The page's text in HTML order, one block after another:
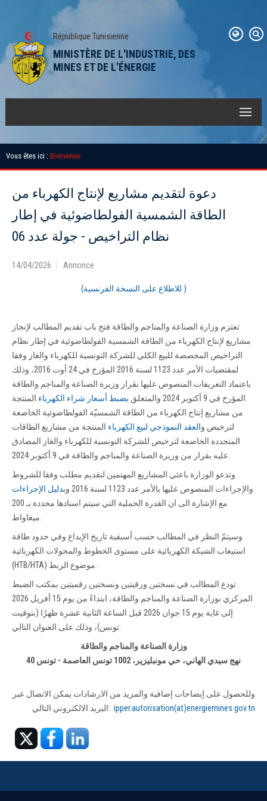
République Tunisienne
MINISTÈRE DE L'INDUSTRIE, DES
MINES ET DE L’ÉNERGIE
Vous êtes ici : Bienvenue
دعوة لتقديم مشاريع لإنتاج الكهرباء من
الطاقة الشمسية الفولطاضوئية في إطار
نظام التراخيص - جولة عدد 06
14/04/2026 Annonce
(للاطلاع على النسخة الفرنسية )
تعتزم وزارة الصناعة والمناجم والطاقة فتح باب تقديم المطالب لإنجاز
مشاريع لإنتاج الكهرباء من الطاقة الشمسية الفولطاضوئية في إطار نظام
التراخيص المخصصة للبيع الكلي للشركة التونسية للكهرباء والغاز وفقا
لمقتضيات الأمر عدد 1123 لسنة 2016 المؤرخ في 24 أوت 2016، وذلك
باعتماد التعريفات المنصوص عليها بقرار وزيرة الصناعة والمناجم والطاقة
المؤرخ في 9 أكتوبر 2024 والمتعلق
بضبط أسعار شراء الكهرباء المنتجة
من مشاريع إنتاج الكهرباء من الطاقة الشمسيّة الفولطاضوئية الخاضعة
لترخيص والعقد النموذجي لبيع الكهرباء المنتجة من مشاريع الطاقات
المتجددة الخاضعة لترخيص للشركة التونسية للكهرباء والغاز المصادق
عليه بقرار من وزيرة الصناعة والمناجم والطاقة في 9 أكتوبر 2024.
وتدعو الوزارة باعثي المشاريع المهتمين لتقديم مطلب وفقا للشروط
والإجراءات المنصوص عليها بالأمر عدد 1123 لسنة 2016 و
بدليل الإجراءات
مع الإشارة الى ان القدرة الجملية التي سيتم اسنادها محددة بـ 200
ميغاواط.
وسيتمّ النظر في المطالب حسب أسبقية تاريخ الإيداع وفي حدود طاقة
استيعاب الشبكة الكهربائية على مستوى الخطوط والمحولات الكهربائية
(HTB/HTA) موضوع الربط.
تودع المطالب في نسختين ورقيتين ونسختين رقميتين بمكتب الضبط
المركزي بوزارة الصناعة والمناجم والطاقة، ابتداءً من يوم 15 أفريل 2026
إلى غاية يوم 15 جوان 2026 قبل الساعة الثانية عشرة ظهرًا (بتوقيت
تونس)، وذلك على العنوان التالي:
وزارة الصناعة والمناجم والطاقة
40 نهج سيدي الهاني، حي مونبليزير، 1002 تونس العاصمة - تونس
وللحصول على إيضاحات إضافية والمزيد من الارشادات يمكن الاتصال عبر
البريد الالكتروني التالي: ipper.autorisation(at)energiemines.gov.tn